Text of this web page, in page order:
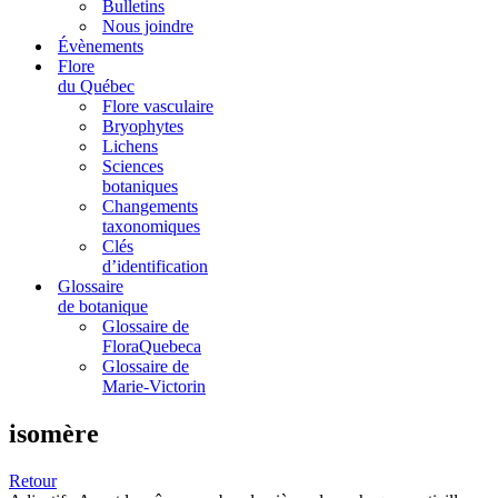
Bulletins
Nous joindre
Évènements
Flore
du Québec
Flore vasculaire
Bryophytes
Lichens
Sciences
botaniques
Changements
taxonomiques
Clés
d’identification
Glossaire
de botanique
Glossaire de
FloraQuebeca
Glossaire de
Marie-Victorin
isomère
Retour